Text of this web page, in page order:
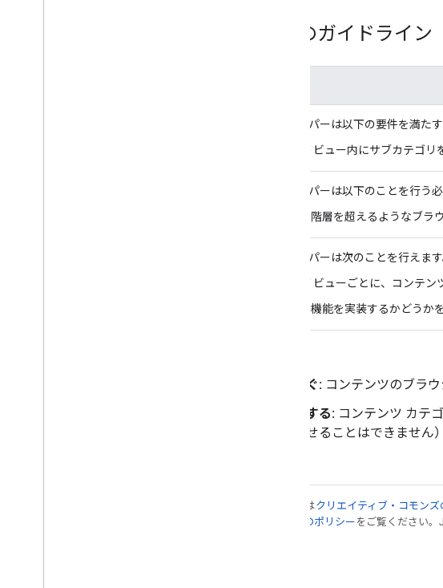
ブラウジング ビューのガイドライン
アプリ デベロッパーは以下の要件を満た
ブラウジング ビュー内にサブカテゴ
アプリ デベロッパーは以下のことを行う
最上位から 3 階層を超えるようなブラ
アプリ デベロッパーは次のことを行えます
ブラウジング ビューごとに、コンテ
アプリ内検索機能を実装するかどうか
ドライバーの注意散漫を防ぐ: コンテンツのブラ
コンテンツの表示を最適化する: コンテンツ カテ
リッドとリストを組み合わせることはできません）
特に記載のない限り、このページのコンテンツはクリエイティブ・コモンズ
Google Developers サイトのポリシー をご覧ください。